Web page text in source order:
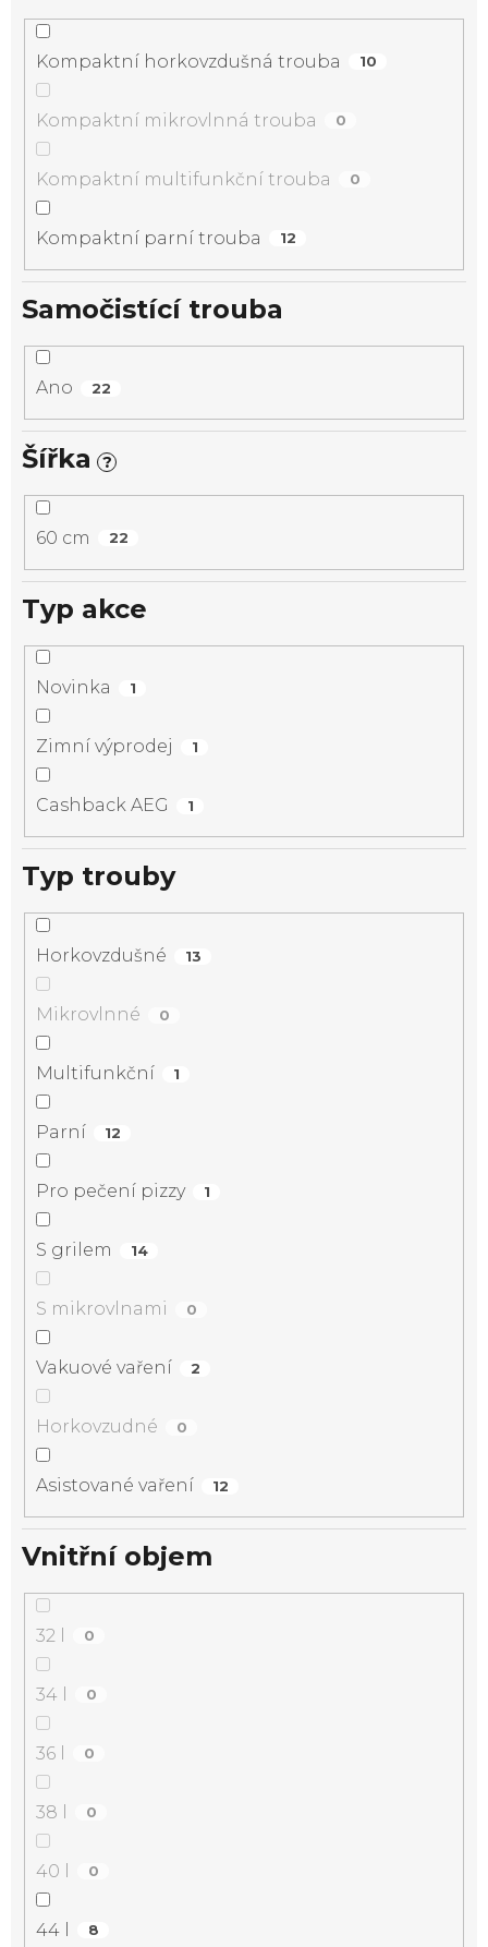
Kompaktní horkovzdušná trouba 10
Kompaktní mikrovlnná trouba 0
Kompaktní multifunkční trouba 0
Kompaktní parní trouba 12
Samočistící trouba
Ano 22
Šířka ?
60 cm 22
Typ akce
Novinka 1
Zimní výprodej 1
Cashback AEG 1
Typ trouby
Horkovzdušné 13
Mikrovlnné 0
Multifunkční 1
Parní 12
Pro pečení pizzy 1
S grilem 14
S mikrovlnami 0
Vakuové vaření 2
Horkovzudné 0
Asistované vaření 12
Vnitřní objem
32 l 0
34 l 0
36 l 0
38 l 0
40 l 0
44 l 8